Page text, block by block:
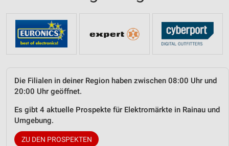
Die Filialen in deiner Region haben zwischen 08:00 Uhr und
20:00 Uhr geöffnet.
Es gibt 4 aktuelle Prospekte für Elektromärkte in Rainau und
Umgebung.
ZU DEN PROSPEKTEN